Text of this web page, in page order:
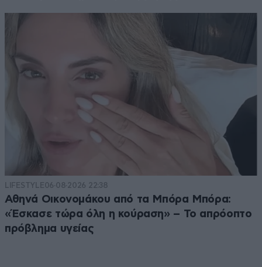
LIFESTYLE06·08·2026 22:38
Αθηνά Οικονομάκου από τα Μπόρα Μπόρα:
«Έσκασε τώρα όλη η κούραση» – Το απρόοπτο
πρόβλημα υγείας